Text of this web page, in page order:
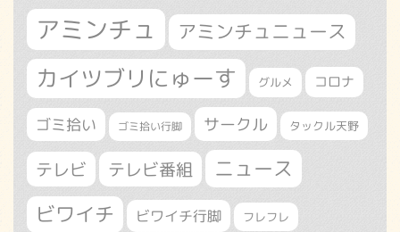
アミンチュ アミンチュニュース
カイツブリにゅーす グルメ コロナ
ゴミ拾い ゴミ拾い行脚 サークル タックル天野
テレビ テレビ番組 ニュース
ビワイチ ビワイチ行脚 フレフレ